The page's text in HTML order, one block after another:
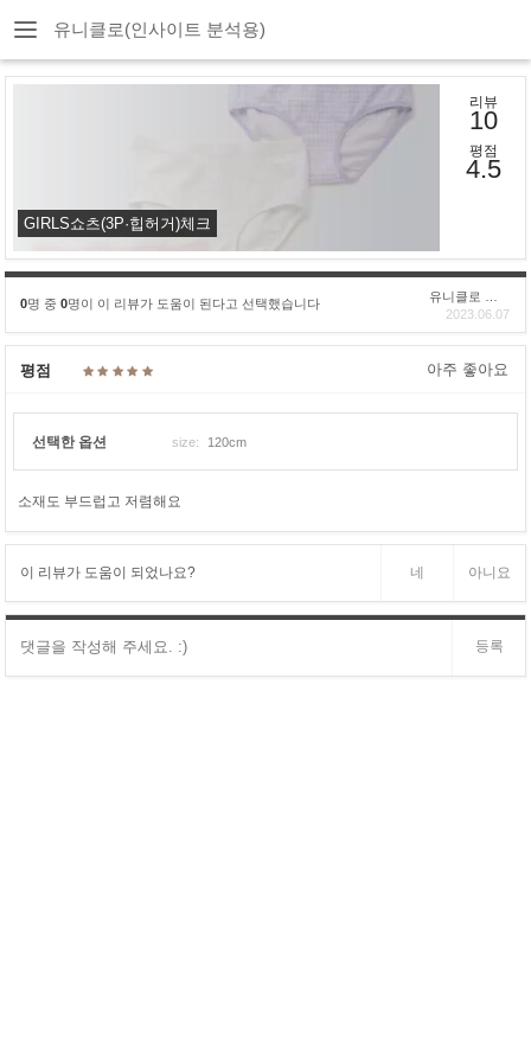
유니클로(인사이트 분석용)
GIRLS쇼츠(3P·힙허거)체크
리뷰
10
평점
4.5
0명 중 0명이 이 리뷰가 도움이 된다고 선택했습니다
2023.06.07
평점 아주 좋아요
선택한 옵션 size: 120cm
소재도 부드럽고 저렴해요
이 리뷰가 도움이 되었나요? 네 아니요
등록